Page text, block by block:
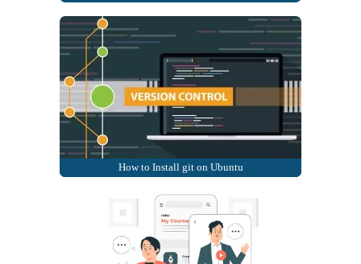
How to Install git on Ubuntu